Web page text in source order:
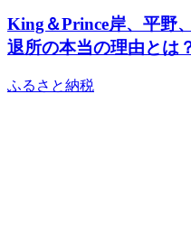
King＆Prince岸、平野
退所の本当の理由とは
ふるさと納税